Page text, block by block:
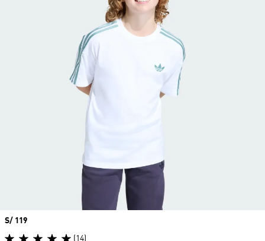
Precio
S/ 119
(14)